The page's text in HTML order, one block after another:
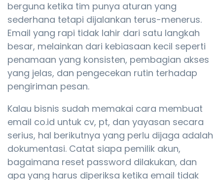
berguna ketika tim punya aturan yang
sederhana tetapi dijalankan terus-menerus.
Email yang rapi tidak lahir dari satu langkah
besar, melainkan dari kebiasaan kecil seperti
penamaan yang konsisten, pembagian akses
yang jelas, dan pengecekan rutin terhadap
pengiriman pesan.
Kalau bisnis sudah memakai cara membuat
email co.id untuk cv, pt, dan yayasan secara
serius, hal berikutnya yang perlu dijaga adalah
dokumentasi. Catat siapa pemilik akun,
bagaimana reset password dilakukan, dan
apa yang harus diperiksa ketika email tidak